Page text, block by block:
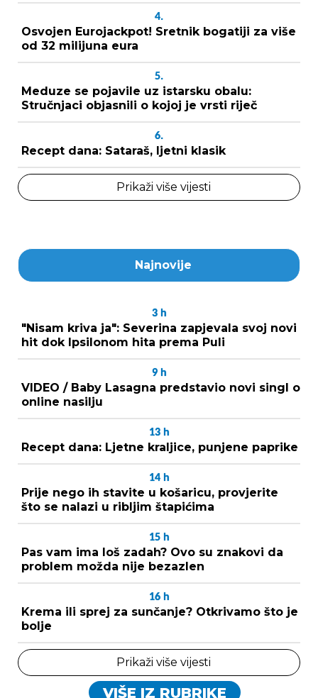
4.
Osvojen Eurojackpot! Sretnik bogatiji za više
od 32 milijuna eura
5.
Meduze se pojavile uz istarsku obalu:
Stručnjaci objasnili o kojoj je vrsti riječ
6.
Recept dana: Sataraš, ljetni klasik
Prikaži više vijesti
Najnovije
3 h
"Nisam kriva ja": Severina zapjevala svoj novi
hit dok Ipsilonom hita prema Puli
9 h
VIDEO / Baby Lasagna predstavio novi singl o
online nasilju
13 h
Recept dana: Ljetne kraljice, punjene paprike
14 h
Prije nego ih stavite u košaricu, provjerite
što se nalazi u ribljim štapićima
15 h
Pas vam ima loš zadah? Ovo su znakovi da
problem možda nije bezazlen
16 h
Krema ili sprej za sunčanje? Otkrivamo što je
bolje
Prikaži više vijesti
VIŠE IZ RUBRIKE